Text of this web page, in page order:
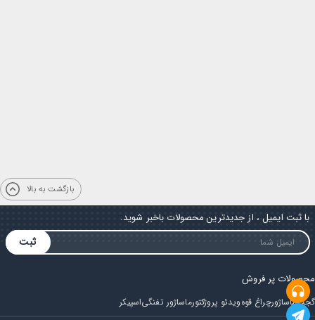
بازگشت به بالا
با ثبت ایمیل ، از جدیدترین محصولات باخبر شوید.
ثبت
محصولات پر فروش
گجتماساژورچراغ قوهویدئو پروژکتورماساژور تفنگیاسپیکر